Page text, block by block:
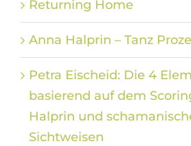
Returning Home
Anna Halprin – Tanz
Petra Eischeid: Die 4
basierend auf dem
Halprin und
Sichtweisen